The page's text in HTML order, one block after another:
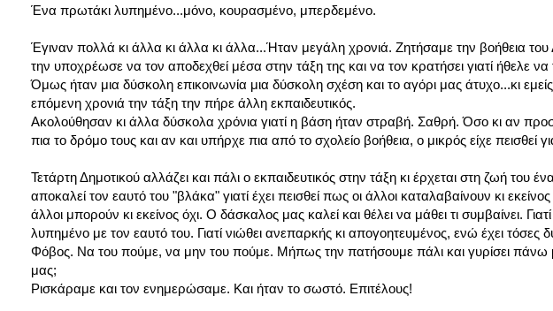
Ένα πρωτάκι λυπημένο...μόνο, κουρασμένο, μπερδεμένο.
Έγιναν πολλά κι άλλα κι άλλα κι άλλα...Ήταν μεγάλη χρονιά. Ζητήσαμε την βοήθεια του
την υποχρέωσε να τον αποδεχθεί μέσα στην τάξη της και να τον κρατήσει γιατί ήθελε
Όμως ήταν μια δύσκολη επικοινωνία μια δύσκολη σχέση και το αγόρι μας άτυχο...κι
επόμενη χρονιά την τάξη την πήρε άλλη εκπαιδευτικός.
Ακολούθησαν κι άλλα δύσκολα χρόνια γιατί η βάση ήταν στραβή. Σαθρή. Όσο κι αν
πια το δρόμο τους και αν και υπήρχε πια από το σχολείο βοήθεια, ο μικρός είχε πεισθεί
Τετάρτη Δημοτικού αλλάζει και πάλι ο εκπαιδευτικός στην τάξη κι έρχεται στη ζωή
αποκαλεί τον εαυτό του "βλάκα" γιατί έχει πεισθεί πως οι άλλοι καταλαβαίνουν κι
άλλοι μπορούν κι εκείνος όχι. Ο δάσκαλος μας καλεί και θέλει να μάθει τι συμβαίνει.
λυπημένο με τον εαυτό του. Γιατί νιώθει ανεπαρκής κι απογοητευμένος, ενώ έχει τόσες
Φόβος. Να του πούμε, να μην του πούμε. Μήπως την πατήσουμε πάλι και γυρίσει
μας;
Ρισκάραμε και τον ενημερώσαμε. Και ήταν το σωστό. Επιτέλους!